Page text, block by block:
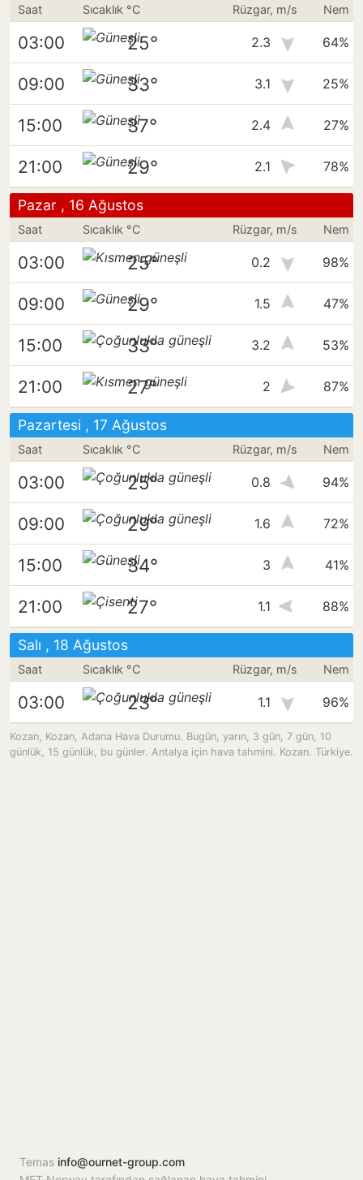
Saat Sıcaklık °C Rüzgar, m/s Nem
03:00 25° 2.3 64%
09:00 33° 3.1 25%
15:00 37° 2.4 27%
21:00 29° 2.1 78%
Pazar , 16 Ağustos
Saat Sıcaklık °C Rüzgar, m/s Nem
03:00 25° 0.2 98%
09:00 29° 1.5 47%
15:00 33° 3.2 53%
21:00 27° 2 87%
Pazartesi , 17 Ağustos
Saat Sıcaklık °C Rüzgar, m/s Nem
03:00 25° 0.8 94%
09:00 29° 1.6 72%
15:00 34° 3 41%
21:00 27° 1.1 88%
Salı , 18 Ağustos
Saat Sıcaklık °C Rüzgar, m/s Nem
03:00 23° 1.1 96%
Kozan, Kozan, Adana Hava Durumu. Bugün, yarın, 3 gün, 7 gün, 10
günlük, 15 günlük, bu günler. Antalya için hava tahmini. Kozan. Türkiye.
Temas info@ournet-group.com